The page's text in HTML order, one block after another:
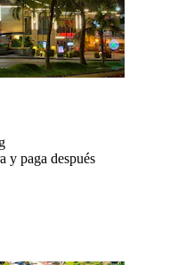
y paga después